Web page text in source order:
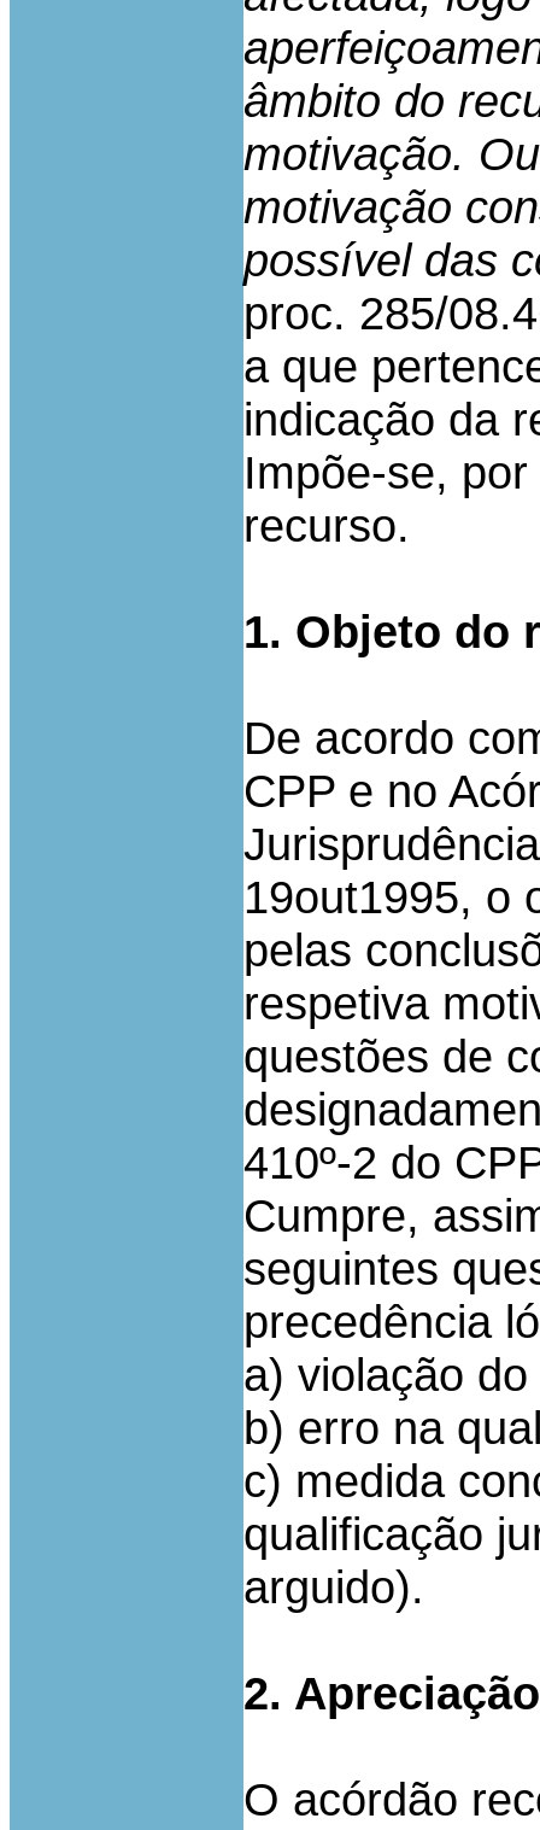
âmbito do
motivação.
motivação
possível das
proc. 285/
a que
indicação da
Impõe-se,
recurso.
1. Objeto do
De acordo
CPP e no
19out1995, o
pelas
respetiva
questões de
410º-2 do
Cumpre,
seguintes
precedência
a) violação
b) erro na
c) medida
qualificação
arguido).
2.
O acórdão